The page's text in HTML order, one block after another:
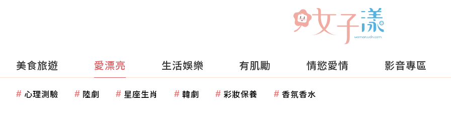
美食旅遊 愛漂亮 生活娛樂 有肌勵 情慾愛情 影音專區
心理測驗 陸劇 星座生肖 韓劇 彩妝保養 香氛香水